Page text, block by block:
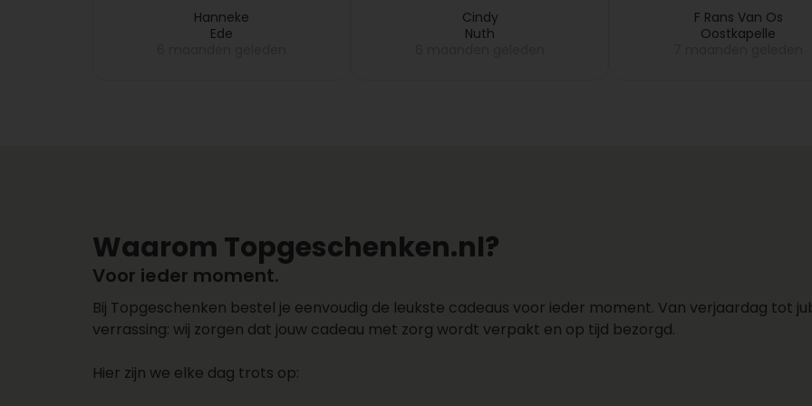
mijn collega gebracht, dus
dat melde ik bij
Hanneke
Ede
Cindy
Nuth
F Rans Van Os
Oostkapelle
Waarom Topgeschenken.nl?
Voor ieder moment.
Bij Topgeschenken bestel je eenvoudig de leukste cadeaus voor ieder moment. Van verjaardag tot
verrassing: wij zorgen dat jouw cadeau met zorg wordt verpakt en op tijd bezorgd.
Hier zijn we elke dag trots op: